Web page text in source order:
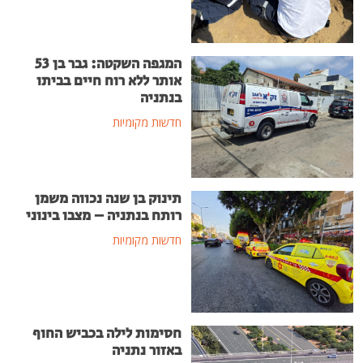
המגפה השקטה: גבר בן 53
אותר ללא רוח חיים בביתו
בנתניה
חדשות מקומיות
תינוק בן שנה נכווה משמן
רותח בנתניה – מצבו בינוני
חדשות מקומיות
חסימות לילה בכביש החוף
באזור נתניה